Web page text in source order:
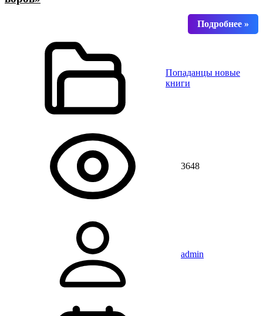
Попаданцы новые
книги
3648
admin